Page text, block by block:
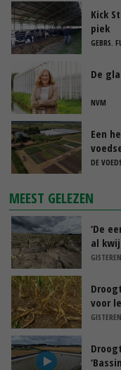
Kick
piek
GEBRS.
De
NVM
Een
DE
MEEST GELEZEN
‘De
al
voor